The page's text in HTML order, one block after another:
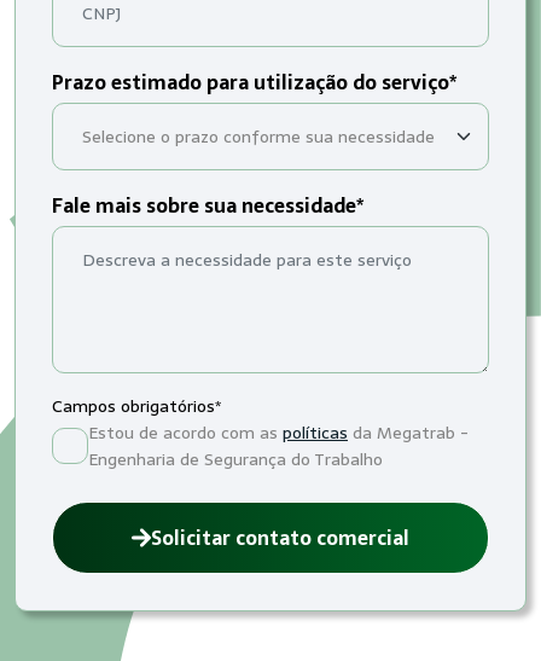
Prazo estimado para utilização do serviço*
Fale mais sobre sua necessidade*
Campos obrigatórios*
Estou de acordo com as políticas da Megatrab -
Engenharia de Segurança do Trabalho
Solicitar contato comercial